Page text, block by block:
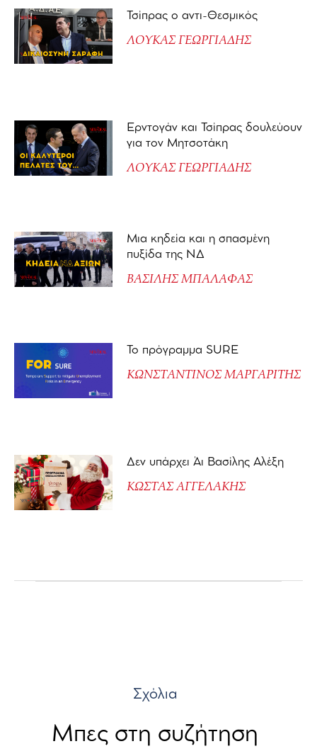
Τσίπρας ο αντι-Θεσμικός
ΛΟΥΚΑΣ ΓΕΩΡΓΙΑΔΗΣ
Ερντογάν και Τσίπρας δουλεύουν
για τον Μητσοτάκη
ΛΟΥΚΑΣ ΓΕΩΡΓΙΑΔΗΣ
Μια κηδεία και η σπασμένη
πυξίδα της ΝΔ
ΒΑΣΙΛΗΣ ΜΠΑΛΑΦΑΣ
Το πρόγραμμα SURE
ΚΩΝΣΤΑΝΤΙΝΟΣ ΜΑΡΓΑΡΙΤΗΣ
Δεν υπάρχει Άι Βασίλης Αλέξη
ΚΩΣΤΑΣ ΑΓΓΕΛΑΚΗΣ
Σχόλια
Μπες στη συζήτηση